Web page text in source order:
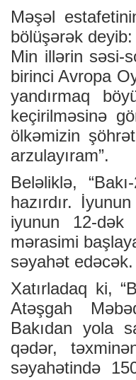
Məşəl
bölüşərək deyib:
Min illərin səsi-
birinci Avropa
yandırmaq
keçirilməsinə
ölkəmizin
arzulayıram”.
Beləliklə,
hazırdır.
iyunun 12-dək
mərasimi
səyahət edəcək.
Xatırladaq ki,
Atəşgah
Bakıdan yola
qədər,
səyahətində